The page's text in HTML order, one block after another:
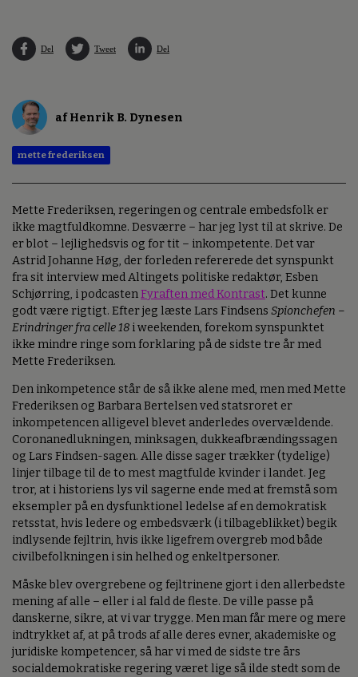
Del Tweet Del
af Henrik B. Dynesen
mette frederiksen
Mette Frederiksen, regeringen og centrale embedsfolk er
ikke magtfuldkomne. Desværre – har jeg lyst til at skrive. De
er blot – lejlighedsvis og for tit – inkompetente. Det var
Astrid Johanne Høg, der forleden refererede det synspunkt
fra sit interview med Altingets politiske redaktør, Esben
Schjørring, i podcastenFyraften med Kontrast. Det kunne
godt være rigtigt. Efter jeg læste Lars Findsens Spionchefen –
Erindringer fra celle 18 i weekenden, forekom synspunktet
ikke mindre ringe som forklaring på de sidste tre år med
Mette Frederiksen.
Den inkompetence står de så ikke alene med, men med Mette
Frederiksen og Barbara Bertelsen ved statsroret er
inkompetencen alligevel blevet anderledes overvældende.
Coronanedlukningen, minksagen, dukkeafbrændingssagen
og Lars Findsen-sagen. Alle disse sager trækker (tydelige)
linjer tilbage til de to mest magtfulde kvinder i landet. Jeg
tror, at i historiens lys vil sagerne ende med at fremstå som
eksempler på en dysfunktionel ledelse af en demokratisk
retsstat, hvis ledere og embedsværk (i tilbageblikket) begik
indlysende fejltrin, hvis ikke ligefrem overgreb mod både
civilbefolkningen i sin helhed og enkeltpersoner.
Måske blev overgrebene og fejltrinene gjort i den allerbedste
mening af alle – eller i al fald de fleste. De ville passe på
danskerne, sikre, at vi var trygge. Men man får mere og mere
indtrykket af, at på trods af alle deres evner, akademiske og
juridiske kompetencer, så har vi med de sidste tre års
socialdemokratiske regering været lige så ilde stedt som de